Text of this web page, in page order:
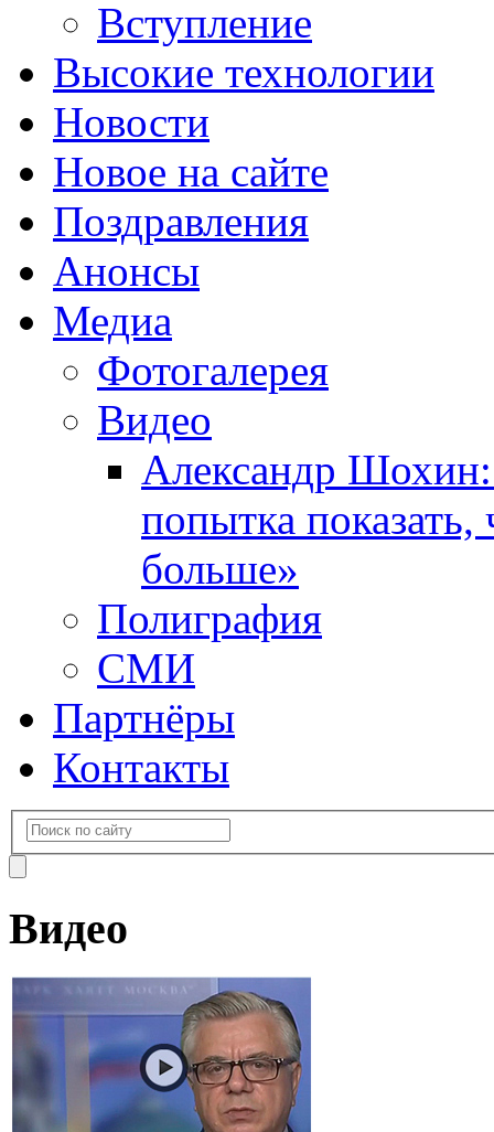
Вступление
Высокие технологии
Новости
Новое на сайте
Поздравления
Анонсы
Медиа
Фотогалерея
Видео
Александр
попытка
больше»
Полиграфия
СМИ
Партнёры
Контакты
Видео